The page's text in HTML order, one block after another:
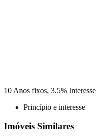
10 Anos fixos, 3.5% Interesse
Princípio e interesse
Imóveis Similares